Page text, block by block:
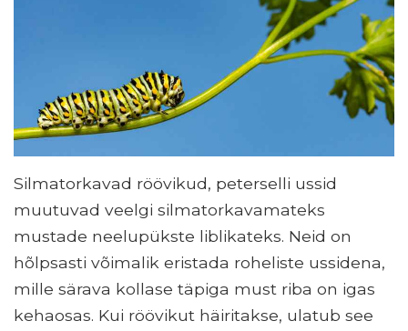
Silmatorkavad röövikud, peterselli ussid
muutuvad veelgi silmatorkavamateks
mustade neelupükste liblikateks. Neid on
hõlpsasti võimalik eristada roheliste ussidena,
mille särava kollase täpiga must riba on igas
kehaosas. Kui röövikut häiritakse, ulatub see